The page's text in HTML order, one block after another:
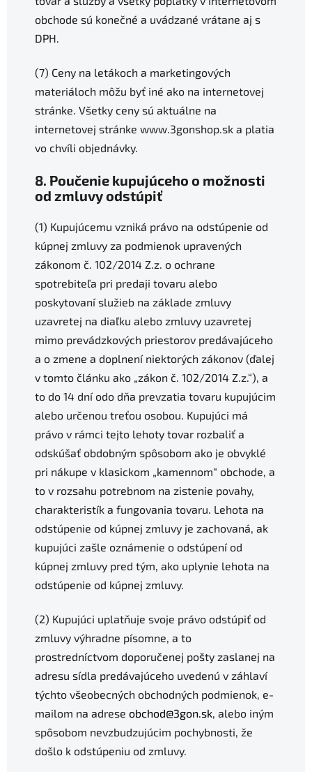
obchode sú konečné a uvádzané vrátane aj s
DPH.
(7) Ceny na letákoch a marketingových
materiáloch môžu byť iné ako na internetovej
stránke. Všetky ceny sú aktuálne na
internetovej stránke www.3gonshop.sk a platia
vo chvíli objednávky.
8. Poučenie kupujúceho o možnosti
od zmluvy odstúpiť
(1) Kupujúcemu vzniká právo na odstúpenie od
kúpnej zmluvy za podmienok upravených
zákonom č. 102/2014 Z.z. o ochrane
spotrebiteľa pri predaji tovaru alebo
poskytovaní služieb na základe zmluvy
uzavretej na diaľku alebo zmluvy uzavretej
mimo prevádzkových priestorov predávajúceho
a o zmene a doplnení niektorých zákonov (ďalej
v tomto článku ako „zákon č. 102/2014 Z.z.“), a
to do 14 dní odo dňa prevzatia tovaru kupujúcim
alebo určenou treťou osobou. Kupujúci má
právo v rámci tejto lehoty tovar rozbaliť a
odskúšať obdobným spôsobom ako je obvyklé
pri nákupe v klasickom „kamennom“ obchode, a
to v rozsahu potrebnom na zistenie povahy,
charakteristík a fungovania tovaru. Lehota na
odstúpenie od kúpnej zmluvy je zachovaná, ak
kupujúci zašle oznámenie o odstúpení od
kúpnej zmluvy pred tým, ako uplynie lehota na
odstúpenie od kúpnej zmluvy.
(2) Kupujúci uplatňuje svoje právo odstúpiť od
zmluvy výhradne písomne, a to
prostredníctvom doporučenej pošty zaslanej na
adresu sídla predávajúceho uvedenú v záhlaví
týchto všeobecných obchodných podmienok, e-
mailom na adrese obchod@3gon.sk , alebo iným
spôsobom nevzbudzujúcim pochybnosti, že
došlo k odstúpeniu od zmluvy.